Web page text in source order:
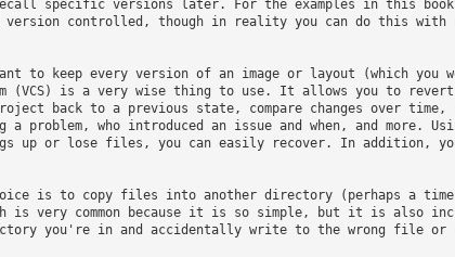
specific versions later. For the examples in this
version controlled, though in reality you can do this with
(VCS) is a very wise thing to use. It allows you to
back to a previous state, compare changes over time,
problem, who introduced an issue and when, and more.
up or lose files, you can easily recover. In addition,
very common because it is so simple, but it is also
you're in and accidentally write to the wrong file or